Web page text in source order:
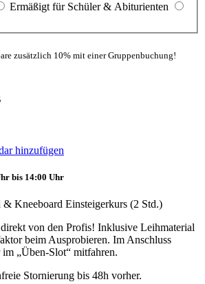
Ermäßigt für Schüler & Abiturienten
zusätzlich 10% mit einer Gruppenbuchung!
hinzufügen
bis 14:00 Uhr
& Kneeboard Einsteigerkurs (2 Std.)
von den Profis! Inklusive Leihmaterial
beim Ausprobieren. Im Anschluss
„Üben-Slot“ mitfahren.
Stornierung bis 48h vorher.